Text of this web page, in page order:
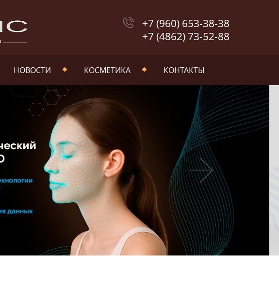
+7 (960) 653-38-38
+7 (4862) 73-52-88
НОВОСТИ КОСМЕТИКА КОНТАКТЫ